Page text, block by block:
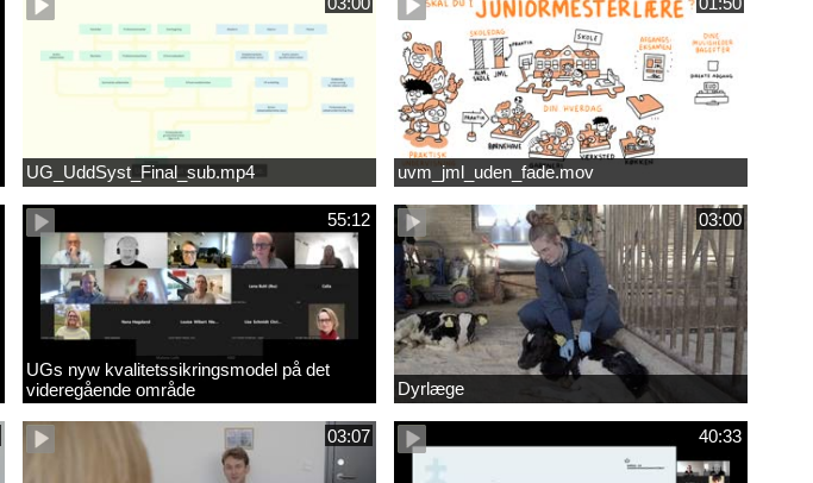
UG_UddSyst_Final_sub.mp4 uvm_jml_uden_fade.mov
55:12
UGs nyw kvalitetssikringsmodel på det
videregående område
03:00
Dyrlæge
03:07 40:33